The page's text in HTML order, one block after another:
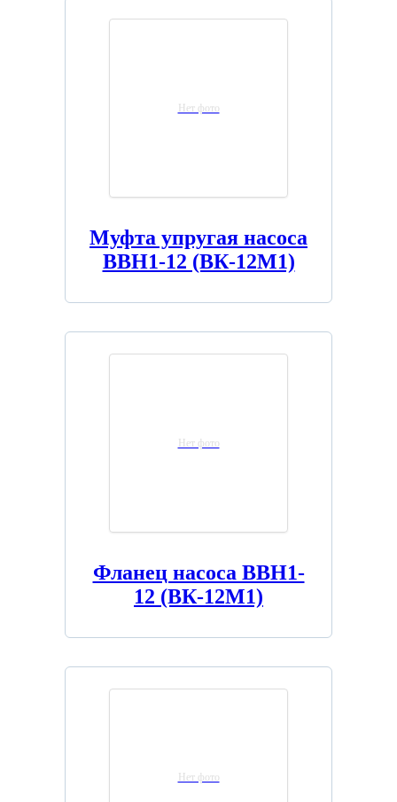
Нет фото
Муфта упругая насоса
ВВН1-12 (ВК-12М1)
Нет фото
Фланец насоса ВВН1-
12 (ВК-12М1)
Нет фото